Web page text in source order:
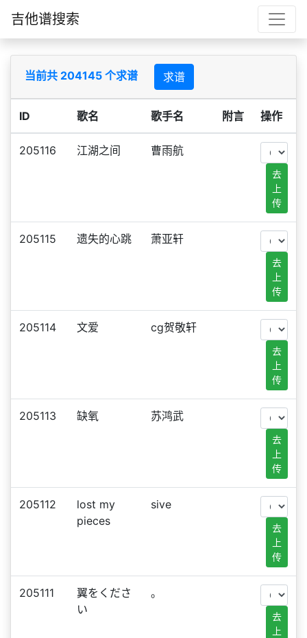
吉他谱搜索
当前共 204145 个求谱 求谱
ID 歌名 歌手名 附言 操作
205116 江湖之间 曹雨航
去
上
传
205115 遗失的心跳 萧亚轩
去
上
传
205114 文爱 cg贺敬轩
去
上
传
205113 缺氧 苏鸿武
去
上
传
205112
lost my
pieces
sive
去
上
传
205111
翼をくださ
い
。
去
上